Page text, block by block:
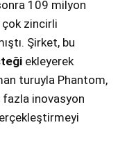
109 milyon
çok zincirli
Şirket, bu
ekleyerek
turuyla Phantom,
fazla inovasyon